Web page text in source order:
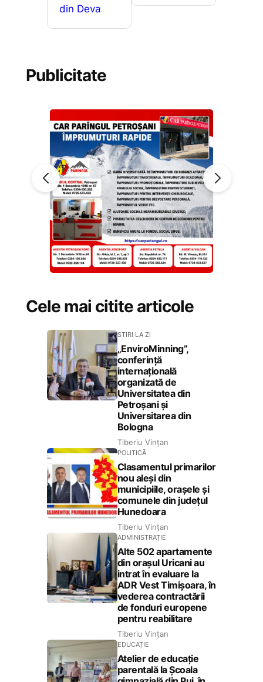
din Deva
Publicitate
Cele mai citite articole
STIRI LA ZI
„EnviroMinning”,
conferință
internațională
organizată de
Universitatea din
Petroșani și
Universitarea din
Bologna
Tiberiu Vințan
POLITICĂ
Clasamentul primarilor
nou aleși din
municipiile, orașele și
comunele din județul
Hunedoara
Tiberiu Vințan
ADMINISTRAȚIE
Alte 502 apartamente
din orașul Uricani au
intrat în evaluare la
ADR Vest Timișoara, în
vederea contractării
de fonduri europene
pentru reabilitare
Tiberiu Vințan
EDUCAȚIE
Atelier de educație
parentală la Școala